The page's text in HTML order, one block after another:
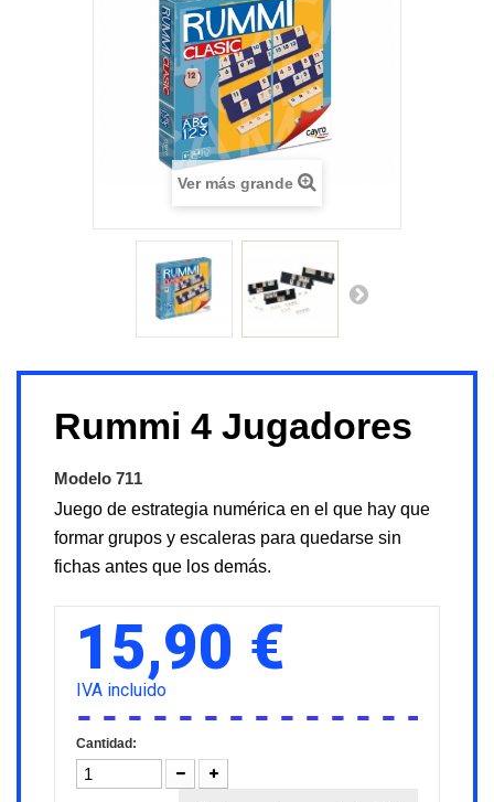
Ver más grande
Rummi 4 Jugadores
Modelo 711
Juego de estrategia numérica en el que hay que
formar grupos y escaleras para quedarse sin
fichas antes que los demás.
15,90 €
IVA incluido
Cantidad: